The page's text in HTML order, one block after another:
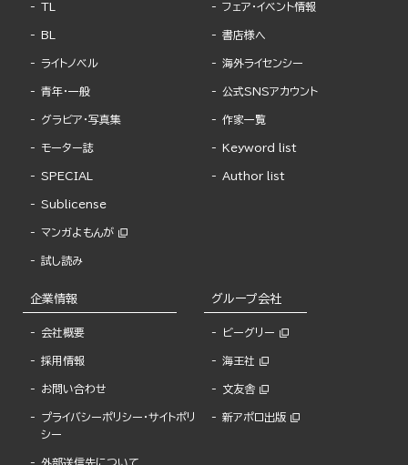
TL
BL
ライトノベル
青年・一般
グラビア・写真集
モーター誌
SPECIAL
Sublicense
マンガよもんが
試し読み
フェア・イベント情報
書店様へ
海外ライセンシー
公式SNSアカウント
作家一覧
Keyword list
Author list
企業情報
会社概要
採用情報
お問い合わせ
プライバシーポリシー・サイトポリ
シー
外部送信先について
グループ会社
ビーグリー
海王社
文友舎
新アポロ出版